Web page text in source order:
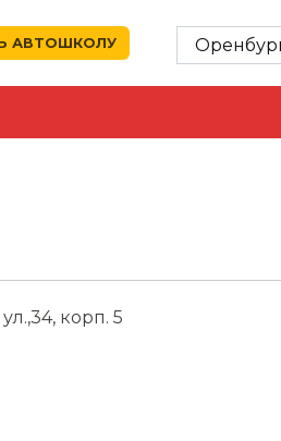
АВТОШКОЛУ
корп. 5